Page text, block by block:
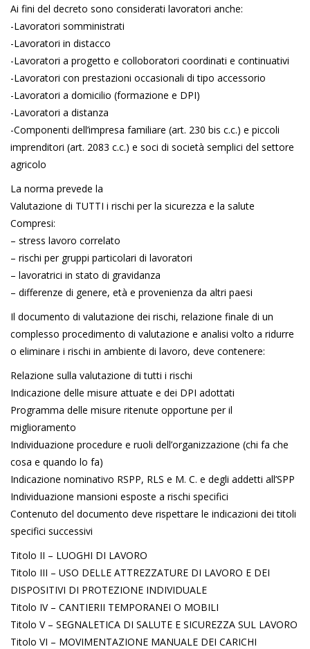
Ai fini del decreto sono considerati lavoratori anche:
-Lavoratori somministrati
-Lavoratori in distacco
-Lavoratori a progetto e colloboratori coordinati e continuativi
-Lavoratori con prestazioni occasionali di tipo accessorio
-Lavoratori a domicilio (formazione e DPI)
-Lavoratori a distanza
-Componenti dell’impresa familiare (art. 230 bis c.c.) e piccoli
imprenditori (art. 2083 c.c.) e soci di società semplici del settore
agricolo
La norma prevede la
Valutazione di TUTTI i rischi per la sicurezza e la salute
Compresi:
– stress lavoro correlato
– rischi per gruppi particolari di lavoratori
– lavoratrici in stato di gravidanza
– differenze di genere, età e provenienza da altri paesi
Il documento di valutazione dei rischi, relazione finale di un
complesso procedimento di valutazione e analisi volto a ridurre
o eliminare i rischi in ambiente di lavoro, deve contenere:
Relazione sulla valutazione di tutti i rischi
Indicazione delle misure attuate e dei DPI adottati
Programma delle misure ritenute opportune per il
miglioramento
Individuazione procedure e ruoli dell’organizzazione (chi fa che
cosa e quando lo fa)
Indicazione nominativo RSPP, RLS e M. C. e degli addetti all’SPP
Individuazione mansioni esposte a rischi specifici
Contenuto del documento deve rispettare le indicazioni dei titoli
specifici successivi
Titolo II – LUOGHI DI LAVORO
Titolo III – USO DELLE ATTREZZATURE DI LAVORO E DEI
DISPOSITIVI DI PROTEZIONE INDIVIDUALE
Titolo IV – CANTIERII TEMPORANEI O MOBILI
Titolo V – SEGNALETICA DI SALUTE E SICUREZZA SUL LAVORO
Titolo VI – MOVIMENTAZIONE MANUALE DEI CARICHI